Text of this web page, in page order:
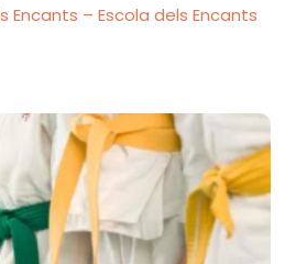
Encants – Escola dels Encants